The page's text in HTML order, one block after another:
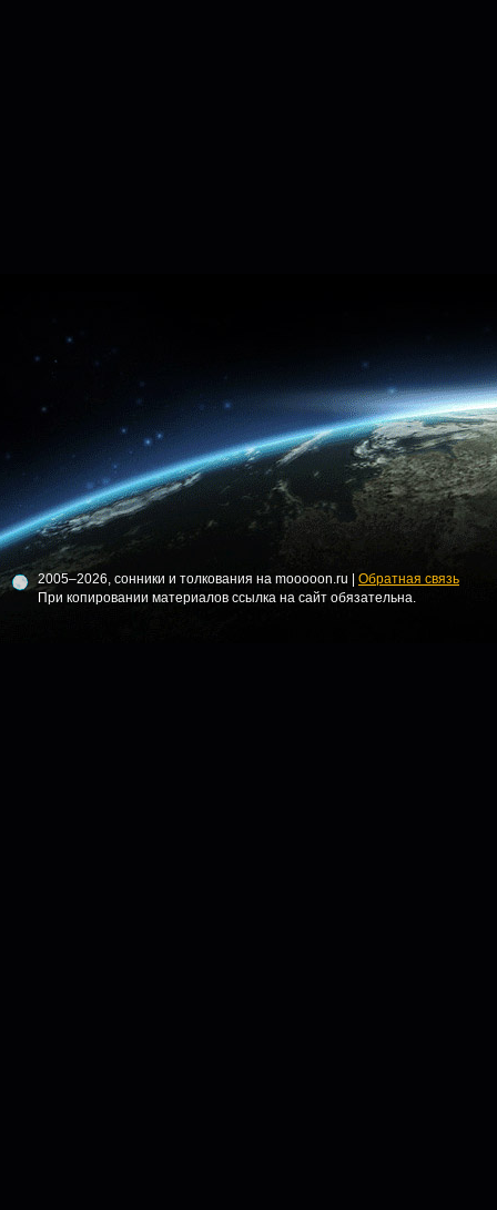
2005–2026, сонники и толкования на mooooon.ru | Обратная связь
При копировании материалов ссылка на сайт обязательна.